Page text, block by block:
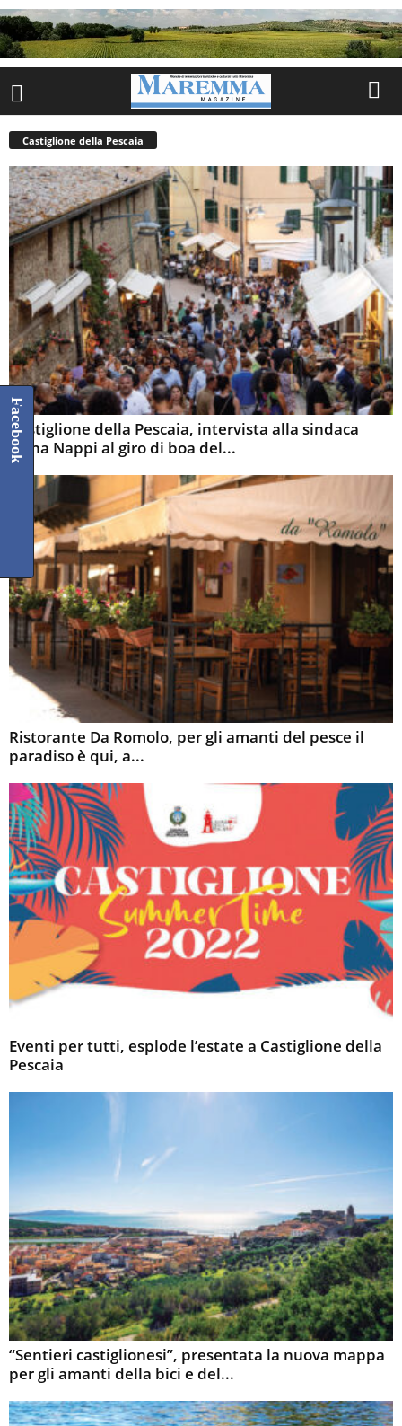
Castiglione della Pescaia
Castiglione della Pescaia, intervista alla sindaca
Elena Nappi al giro di boa del...
Ristorante Da Romolo, per gli amanti del pesce il
paradiso è qui, a...
Eventi per tutti, esplode l’estate a Castiglione della
Pescaia
“Sentieri castiglionesi”, presentata la nuova mappa
per gli amanti della bici e del...
Facebook